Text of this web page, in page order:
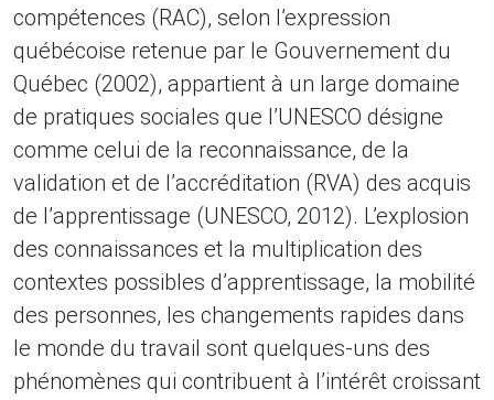
compétences (RAC), selon l’expression
québécoise retenue par le Gouvernement du
Québec (2002), appartient à un large domaine
de pratiques sociales que l’UNESCO désigne
comme celui de la reconnaissance, de la
validation et de l’accréditation (RVA) des acquis
de l’apprentissage (UNESCO, 2012). L’explosion
des connaissances et la multiplication des
contextes possibles d’apprentissage, la mobilité
des personnes, les changements rapides dans
le monde du travail sont quelques-uns des
phénomènes qui contribuent à l’intérêt croissant